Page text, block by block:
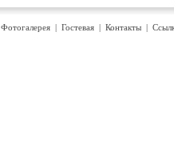
Фотогалерея | Гостевая | Контакты |